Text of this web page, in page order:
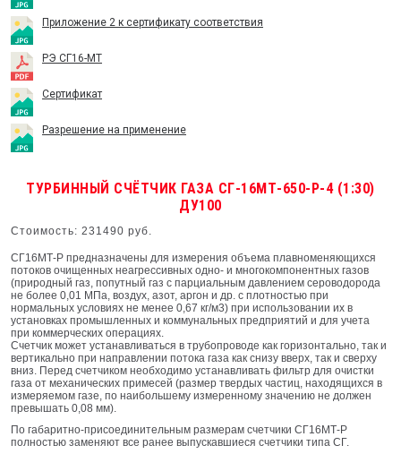
Приложение 2 к сертификату соответствия
РЭ СГ16-МТ
Сертификат
Разрешение на применение
ТУРБИННЫЙ СЧЁТЧИК ГАЗА СГ-16МТ-650-Р-4 (1:30)
ДУ100
Стоимость: 231490 руб.
СГ16МТ-Р предназначены для измерения объема плавноменяющихся
потоков очищенных неагрессивных одно- и многокомпонентных газов
(природный газ, попутный газ с парциальным давлением сероводорода
не более 0,01 МПа, воздух, азот, аргон и др. с плотностью при
нормальных условиях не менее 0,67 кг/м3) при использовании их в
установках промышленных и коммунальных предприятий и для учета
при коммерческих операциях.
Счетчик может устанавливаться в трубопроводе как горизонтально, так и
вертикально при направлении потока газа как снизу вверх, так и сверху
вниз. Перед счетчиком необходимо устанавливать фильтр для очистки
газа от механических примесей (размер твердых частиц, находящихся в
измеряемом газе, по наибольшему измеренному значению не должен
превышать 0,08 мм).
По габаритно-присоединительным размерам счетчики СГ16МТ-Р
полностью заменяют все ранее выпускавшиеся счетчики типа СГ.